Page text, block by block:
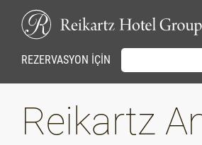
REZERVASYON İÇİN
Reikartz